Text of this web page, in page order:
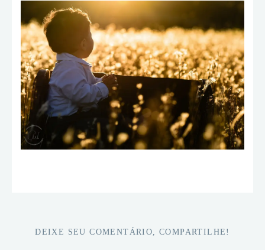
DEIXE SEU COMENTÁRIO, COMPARTILHE!